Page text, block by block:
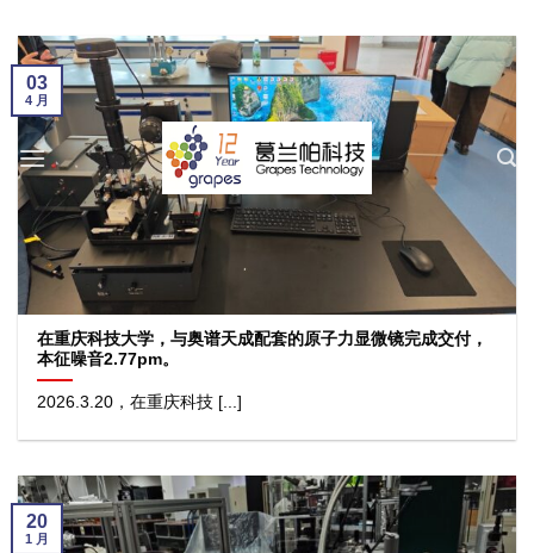
内
在重庆科技大学，与奥谱天成配套的原子力显微镜完成交付，
本征噪音2.77pm。
2026.3.20，在重庆科技 [...]
03
4 月
20
1 月